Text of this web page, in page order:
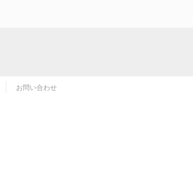
お問い合わせ